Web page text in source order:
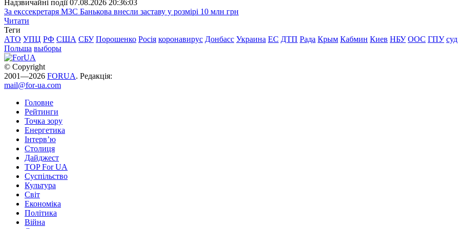
Надзвичайні події 07.08.2026 20:36:03
За екссекретаря МЗС Банькова внесли заставу у розмірі 10 млн грн
Читати
Теги
АТО УПЦ РФ США СБУ Порошенко Росія коронавирус Донбасс Украина ЕС ДТП Рада Крым Кабмин Киев НБУ ООС ГПУ суд
Польша выборы
© Copyright
2001—2026 FORUA. Редакція:
mail@for-ua.com
Головне
Рейтинги
Точка зору
Енергетика
Інтерв’ю
Столиця
Дайджест
TOP For UA
Суспiльство
Культура
Світ
Економіка
Політика
Війна